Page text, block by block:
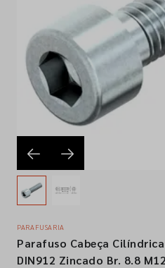
Pedidos de cotação
Marcas
Favoritos
Empresa
Contactos
Siga-nos nas redes sociais
PARAFUSARIA
Parafuso Cabeça
DIN912 Zincado Br. 8.8